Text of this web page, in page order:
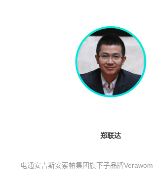
郑联达
电通安吉斯安索帕集团旗下子品牌Verawom